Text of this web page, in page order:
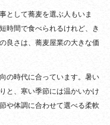
として蕎麦を選ぶ人もいま
時間で食べられるけれど、き
良さは、蕎麦屋業の大きな価
の時代に合っています。暑い
と、寒い季節には温かいかけ
や体調に合わせて選べる柔軟